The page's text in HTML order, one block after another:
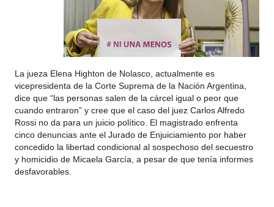
La jueza Elena Highton de Nolasco, actualmente es
vicepresidenta de la Corte Suprema de la Nación Argentina,
dice que “las personas salen de la cárcel igual o peor que
cuando entraron” y cree que el caso del juez Carlos Alfredo
Rossi no da para un juicio político. El magistrado enfrenta
cinco denuncias ante el Jurado de Enjuiciamiento por haber
concedido la libertad condicional al sospechoso del secuestro
y homicidio de Micaela García, a pesar de que tenía informes
desfavorables.